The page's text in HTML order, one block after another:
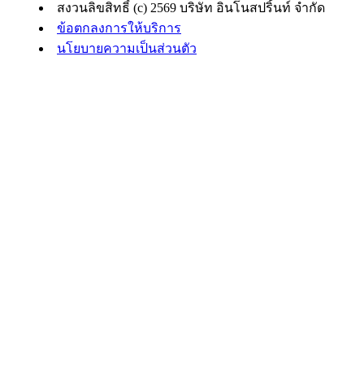
สงวนลิขสิทธิ์ (c) 2569 บริษัท อินโนสปริ้นท์ จำกัด
ข้อตกลงการให้บริการ
นโยบายความเป็นส่วนตัว